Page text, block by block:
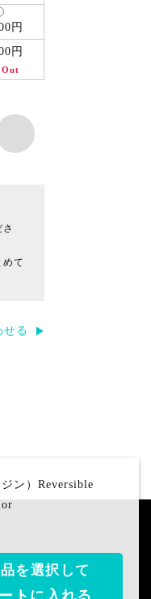
円
円
Out
めて
せる
ン）Reversible
を選択して
トに入れる